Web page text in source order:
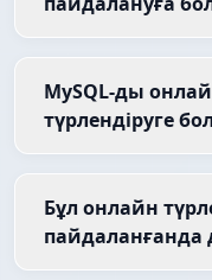
MySQL-ды
түрлендіруге
Бұл онлайн
пайдаланғанда